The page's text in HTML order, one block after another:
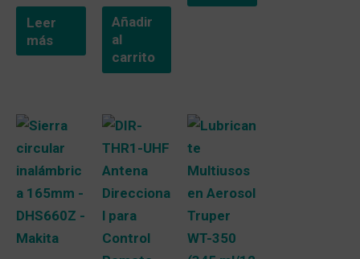
Leer
más
Añadir
al
carrito